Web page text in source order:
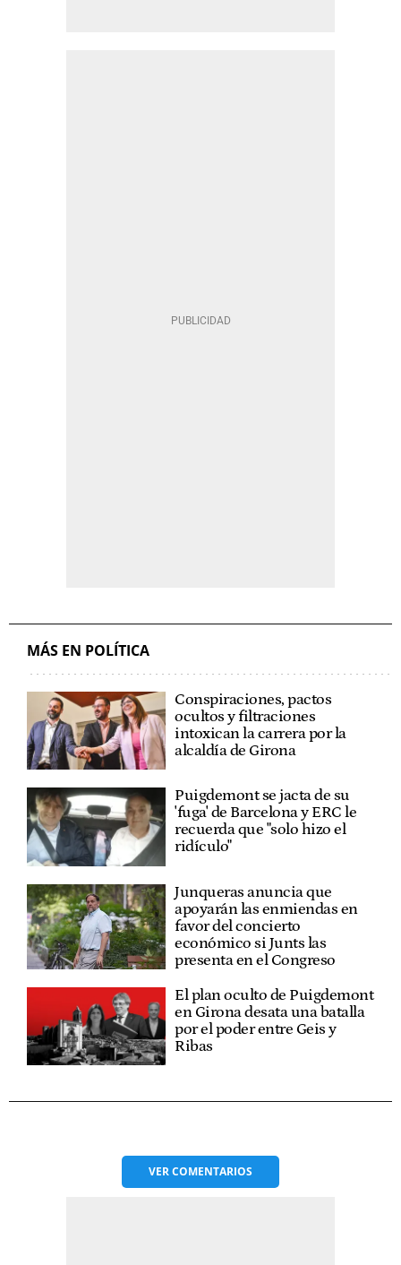
MÁS EN POLÍTICA
Conspiraciones, pactos
ocultos y filtraciones
intoxican la carrera por la
alcaldía de Girona
Puigdemont se jacta de su
'fuga' de Barcelona y ERC le
recuerda que "solo hizo el
ridículo"
Junqueras anuncia que
apoyarán las enmiendas en
favor del concierto
económico si Junts las
presenta en el Congreso
El plan oculto de Puigdemont
en Girona desata una batalla
por el poder entre Geis y
Ribas
VERCOMENTARIOS